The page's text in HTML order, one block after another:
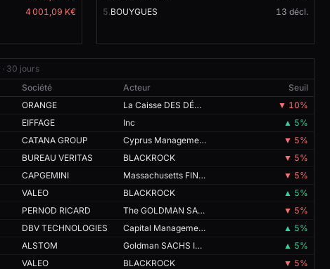
4 001,09 K€
5.BOUYGUES 13 décl.
· 30 jours
Société Acteur
Seuil
ORANGE La Caisse DES DÉPÔTS ET CONSIGNATIONS
▼ 10%
EIFFAGE Inc
▲ 5%
CATANA GROUP Cyprus Management Limited PPF
▼ 5%
BUREAU VERITAS BLACKROCK
▼ 5%
CAPGEMINI Massachusetts FINANCIAL SERVICES COMPANY
▼ 5%
VALEO BLACKROCK
▲ 5%
PERNOD RICARD The GOLDMAN SACHS GROUP
▼ 5%
DBV TECHNOLOGIES Capital Management RA
▲ 5%
ALSTOM Goldman SACHS INTERNATIONAL
▲ 5%
VALEO BLACKROCK
▼ 5%